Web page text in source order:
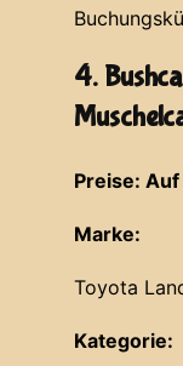
4.
Preise:
Marke:
Toyota
Kategorie: